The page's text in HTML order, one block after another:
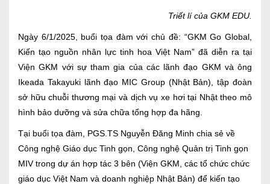
Triết lí của GKM EDU.
Ngày 6/1/2025, buổi tọa đàm với chủ đề: “GKM Go Global,
Kiến tạo nguồn nhân lực tinh hoa Việt Nam” đã diễn ra tại
Viện GKM với sự tham gia của các lãnh đạo GKM và ông
Ikeada Takayuki lãnh đạo MIC Group (Nhật Bản), tập đoàn
sở hữu chuỗi thương mại và dịch vụ xe hơi tại Nhật theo mô
hình bảo dưỡng và sửa chữa tổng hợp đa hãng.
Tại buổi tọa đàm, PGS.TS Nguyễn Đăng Minh chia sẻ về
Công nghệ Giáo dục Tinh gọn, Công nghệ Quản trị Tinh gọn
MIV trong dự án hợp tác 3 bên (Viện GKM, các tổ chức chức
giáo dục Việt Nam và doanh nghiệp Nhật Bản) để kiến tạo